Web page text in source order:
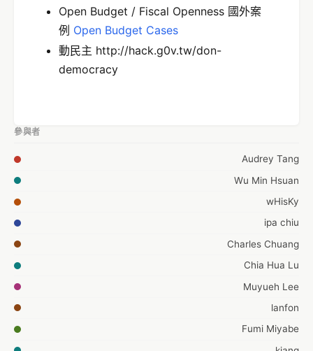
Open Budget / Fiscal Openness 國外案
例 Open Budget Cases
動民主 http://hack.g0v.tw/don-
democracy
參與者
Audrey Tang
Wu Min Hsuan
wHisKy
ipa chiu
Charles Chuang
Chia Hua Lu
Muyueh Lee
lanfon
Fumi Miyabe